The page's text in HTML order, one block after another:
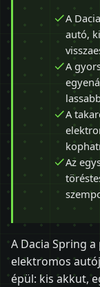
A
autó,
A
A
Az
A Dacia Spring
elektromos
épül: kis akkut,